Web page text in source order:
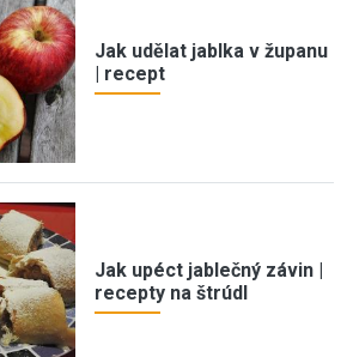
Jak udělat jablka v županu
| recept
Jak upéct jablečný závin |
recepty na štrúdl